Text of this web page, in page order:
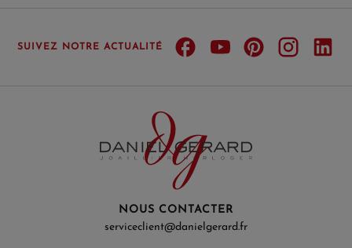
SUIVEZ NOTRE ACTUALITÉ
NOUS CONTACTER
serviceclient@danielgerard.fr